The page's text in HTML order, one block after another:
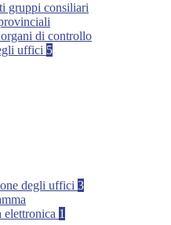
gruppi consiliari
di controllo
uffici 5
degli uffici 3
elettronica 1